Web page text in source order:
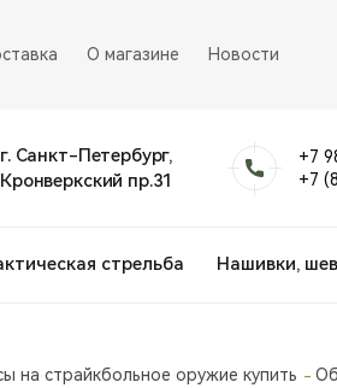
О магазине Новости
г. Санкт-Петербург,
Кронверкский пр.31
+7
+7
стрельба Нашивки,
на страйкбольное оружие купить